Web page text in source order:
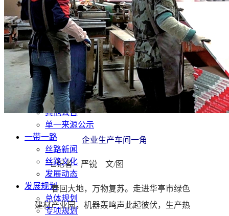
文化旅游
生态修复
产业发展
甘肃招标
公开招标
中标公示
竞争性磋商/谈判
废标终止
更正公告
其他公告
单一来源公示
一带一路
丝路新闻
丝路文化
发展动态
发展规划
总体规划
专项规划
企业生产车间一角
□记者 严锐 文/图
春回大地，万物复苏。走进华亭市绿色
建材产业园，机器轰鸣声此起彼伏，生产热